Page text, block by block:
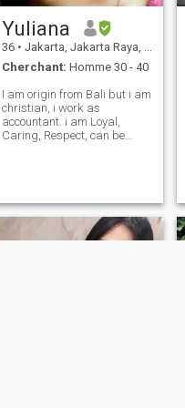
Yuliana
36 • Jakarta, Jakarta Raya, Indonésie
Cherchant: Homme 30 - 40
I am origin from Bali but i am
christian, i work as
accountant. i am Loyal,
Caring, Respect, can be
impress me by your money, i
dont c